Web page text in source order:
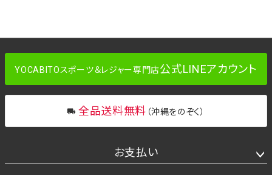
YOCABITOスポーツ＆レジャー専門店公式LINEアカウント
全品送料無料 （沖縄をのぞく）
お支払い